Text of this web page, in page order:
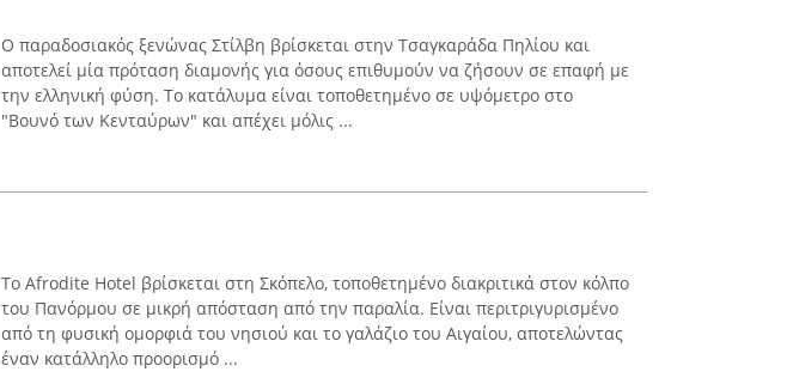
Ο παραδοσιακός ξενώνας Στίλβη βρίσκεται στην Τσαγκαράδα Πηλίου και
αποτελεί μία πρόταση διαμονής για όσους επιθυμούν να ζήσουν σε επαφή με
την ελληνική φύση. Το κατάλυμα είναι τοποθετημένο σε υψόμετρο στο
"Βουνό των Κενταύρων" και απέχει μόλις ...
Το Afrodite Hotel βρίσκεται στη Σκόπελο, τοποθετημένο διακριτικά στον κόλπο
του Πανόρμου σε μικρή απόσταση από την παραλία. Είναι περιτριγυρισμένο
από τη φυσική ομορφιά του νησιού και το γαλάζιο του Αιγαίου, αποτελώντας
έναν κατάλληλο προορισμό ...